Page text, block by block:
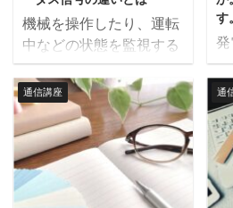
遮断し、機械を強制的に
...
熱
は、コンクリートの打設
前に設置されるアンカー
のことで、基礎工事の段
れ、型枠の中にセットさ
れます。 コンクリートが
打設されると同時にアン
カーが固まり、コンクリ
ートと付着することによ
り、非常に高い引張強度
比
電
機械を操作したり、運転
中などの状態を監視する
ためには、主にデジタル
信号が用いられます。 こ
れらのデジタル信号は大
きく「パルス信号」と
「ステータス信号」の二
つに分類されます。この
記事では、シーケンス制
す。
発
基
通信講座 通